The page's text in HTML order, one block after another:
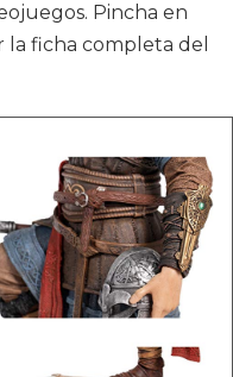
Pincha en
la ficha completa del